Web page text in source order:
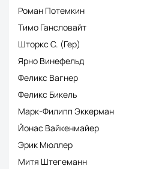
Роман Потемкин
Тимо Гансловайт
Шторкс С. (Гер)
Ярно Винефельд
Феликс Вагнер
Феликс Бикель
Марк-Филипп Эккерман
Йонас Вайкенмайер
Эрик Мюллер
Митя Штегеманн